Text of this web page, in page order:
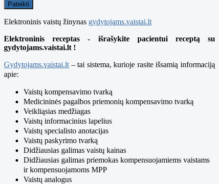
Pateikti
Elektroninis vaistų žinynas gydytojams.vaistai.lt
Elektroninis receptas - išrašykite pacientui receptą su
gydytojams.vaistai.lt !
Gydytojams.vaistai.lt – tai sistema, kurioje rasite išsamią informaciją
apie:
Vaistų kompensavimo tvarką
Medicininės pagalbos priemonių kompensavimo tvarką
Veikliąsias medžiagas
Vaistų informacinius lapelius
Vaistų specialisto anotacijas
Vaistų paskyrimo tvarką
Didžiausias galimas vaistų kainas
Didžiausias galimas priemokas kompensuojamiems vaistams
ir kompensuojamoms MPP
Vaistų analogus